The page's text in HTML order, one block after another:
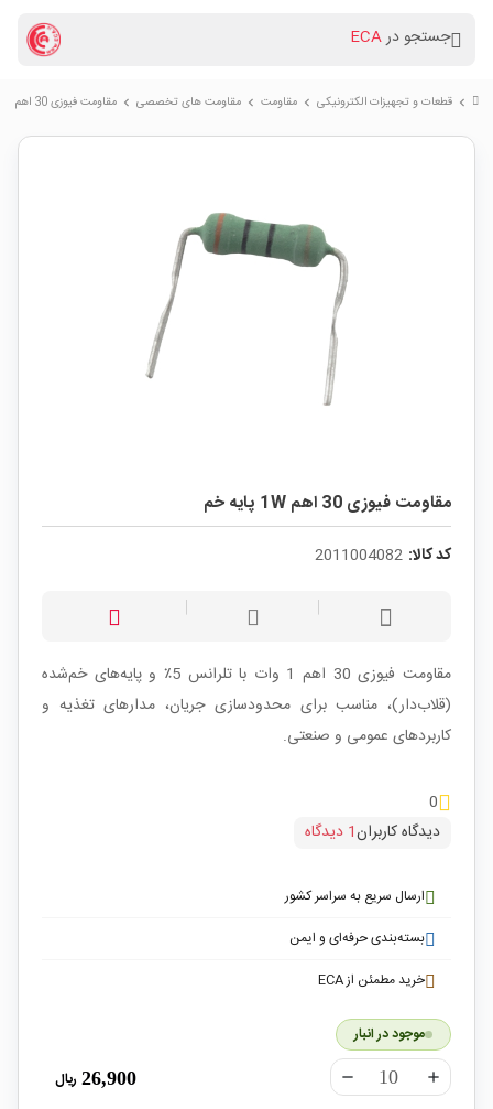
جستجو درECA
chevron_right قطعات و تجهیزات الکترونیکی chevron_right مقاومت chevron_right مقاومت های تخصصی chevron_right مقاومت فیوزی 30 اهم 1W پایه خم
مقاومت فیوزی 30 اهم 1W پایه خم
کد کالا: 2011004082
مقاومت فیوزی 30 اهم 1 وات با تلرانس 5٪ و پایه‌های خم‌شده
(قلاب‌دار)، مناسب برای محدودسازی جریان، مدارهای تغذیه و
کاربردهای عمومی و صنعتی.
0
دیدگاه کاربران1 دیدگاه
ارسال سریع به سراسر کشور
بسته‌بندی حرفه‌ای و ایمن
خرید مطمئن از ECA
موجود در انبار
remove add
26,900 ریال